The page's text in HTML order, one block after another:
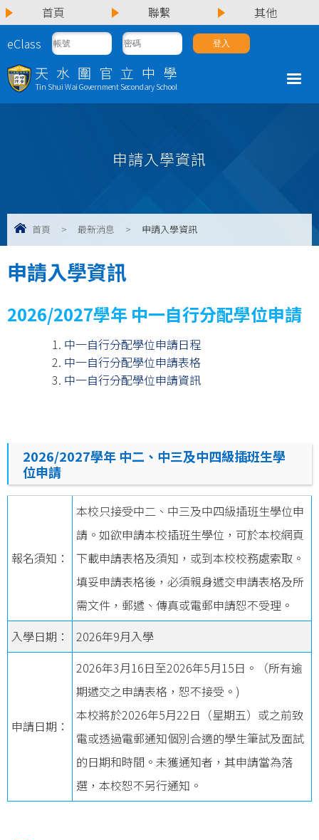
天水圍官立中學
Tin Shui Wai Government Secondary School
首頁 聯繫
其他
eClass
申請入學資訊
首頁 > 最新消息 > 申請入學資訊
申請入學資訊
2026/2027學年 中一自行分配學位申請
中一自行分配學位申請日程
中一自行分配學位申請表格
中一自行分配學位申請資訊
2026/2027學年 中二、中三及中四級插班生學
位申請
報名須知：
本校只接受中二、中三及中四級插班生學位申
請。如欲申請本校插班生學位，可於本校網頁
下載申請表格及須知，或到本校校務處索取。
填妥申請表格後，必須親身遞交申請表格及所
需文件，郵遞、傳真或電郵申請恕不受理。
入學日期：
2026年9月入學
申請日期：
2026年3月16日至2026年5月15日。（所有逾
期遞交之申請表格，恕不接受。 )
本校將於2026年5月22日（星期五）或之前致
電或透過電郵通知個別合適的學生筆試及面試
的日期和時間。未獲通知者，其申請當為落
選，本校恕不另行通知。